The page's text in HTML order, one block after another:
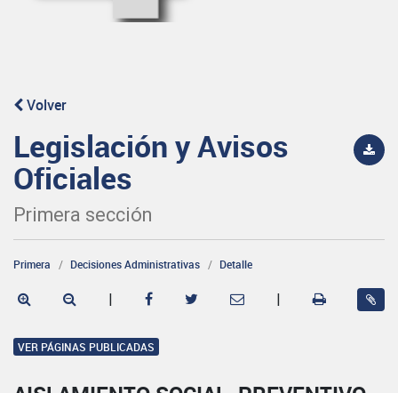
Volver
Legislación y Avisos
Oficiales
Primera sección
Primera Decisiones Administrativas Detalle
| |
VER PÁGINAS PUBLICADAS